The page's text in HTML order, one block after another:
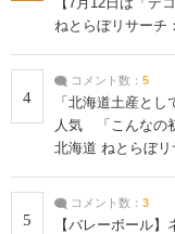
ねとらぼリサーチ
4
コメント数： 5
「北海道土産と
人気 「こんなの
北海道 ねとらぼリ
5
コメント数： 3
【バレーボール